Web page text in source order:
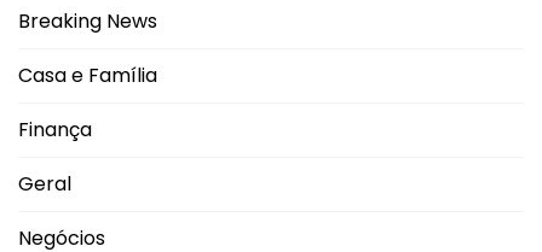
Breaking News
Casa e Família
Finança
Geral
Negócios